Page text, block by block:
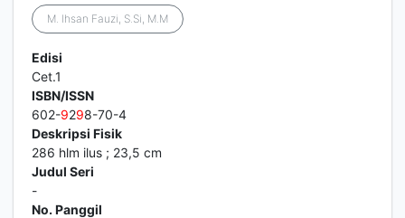
M. Ihsan Fauzi, S.Si, M.M
Edisi
Cet.1
ISBN/ISSN
602-9298-70-4
Deskripsi Fisik
286 hlm ilus ; 23,5 cm
Judul Seri
-
No. Panggil